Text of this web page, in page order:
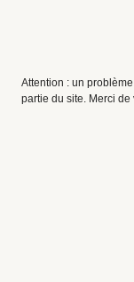
Attention : un
partie du site. Merci de